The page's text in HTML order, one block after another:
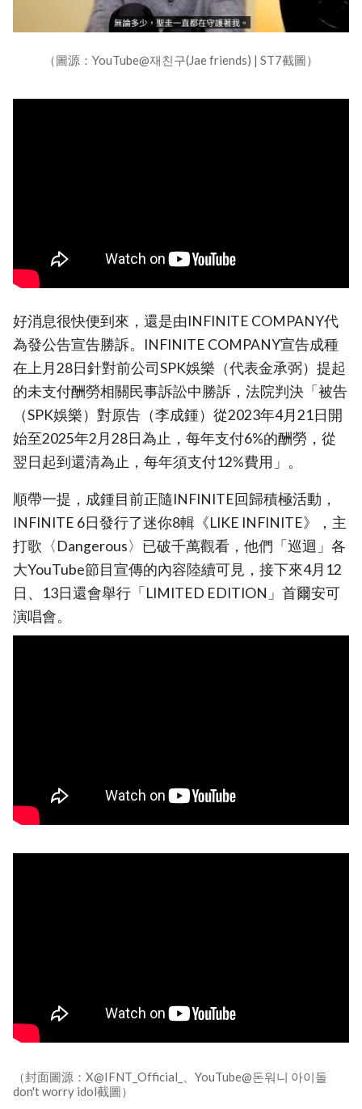
（圖源：YouTube@재친구(Jae friends) | ST7截圖）
好消息很快便到來，還是由INFINITE COMPANY代
為發公告宣告勝訴。INFINITE COMPANY宣告成種
在上月28日針對前公司SPK娛樂（代表金承弼）提起
的未支付酬勞相關民事訴訟中勝訴，法院判決「被告
（SPK娛樂）對原告（李成鍾）從2023年4月21日開
始至2025年2月28日為止，每年支付6%的酬勞，從
翌日起到還清為止，每年須支付12%費用」。
順帶一提，成鍾目前正隨INFINITE回歸積極活動，
INFINITE 6日發行了迷你8輯《LIKE INFINITE》，主
打歌〈Dangerous〉已破千萬觀看，他們「巡迴」各
大YouTube節目宣傳的內容陸續可見，接下來4月12
日、13日還會舉行「LIMITED EDITION」首爾安可
演唱會。
（封面圖源：X@IFNT_Official_、YouTube@돈워니 아이돌
don't worry idol截圖）